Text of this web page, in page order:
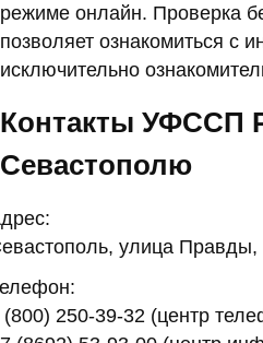
режиме онлайн. Проверка
позволяет ознакомиться с
исключительно
Контакты УФССП
Севастополю
улица Правды,
(800) 250-39-32 (центр